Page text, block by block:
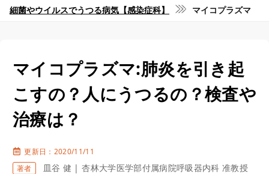
細菌やウイルスでうつる病気【感染症科】
マイコプラズマ
マイコプラズマ:肺炎を引き起
こすの？人にうつるの？検査や
治療は？
更新日：2020/11/11
著者
皿谷 健 | 杏林大学医学部付属病院呼吸器内科 准教授